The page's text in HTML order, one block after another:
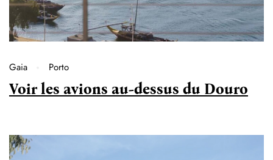
Gaia Porto
Voir les avions au-dessus du Douro